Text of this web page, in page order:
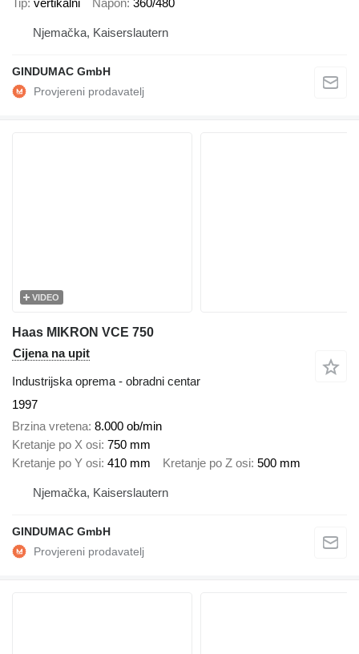
Njemačka, Kaiserslautern
GINDUMAC GmbH
VIDEO
Haas MIKRON VCE 750
Cijena na upit
Industrijska oprema - obradni centar
1997
Brzina vretena 8.000 ob/min
Kretanje po X osi 750 mm
Kretanje po Y osi 410 mm Kretanje po Z osi 500 mm
Njemačka, Kaiserslautern
GINDUMAC GmbH